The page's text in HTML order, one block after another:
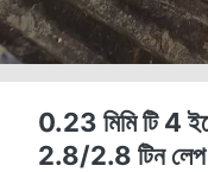
0.23 মিমি টি 4
2.8/2.8 টিন লেপ